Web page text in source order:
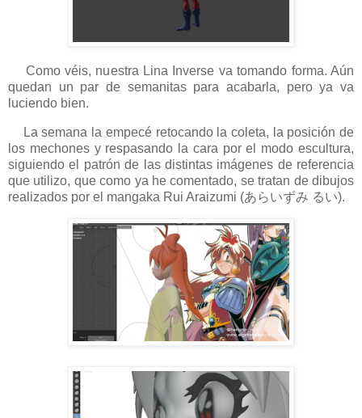
Como véis, nuestra Lina Inverse va tomando forma. Aún
quedan un par de semanitas para acabarla, pero ya va
luciendo bien.
La semana la empecé retocando la coleta, la posición de
los mechones y respasando la cara por el modo escultura,
siguiendo el patrón de las distintas imágenes de referencia
que utilizo, que como ya he comentado, se tratan de dibujos
realizados por el mangaka Rui Araizumi (あらいずみ るい).